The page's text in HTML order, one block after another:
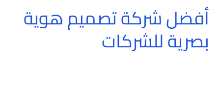
أفضل شركة تصميم هوية
بصرية للشركات